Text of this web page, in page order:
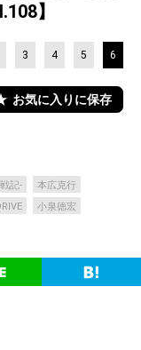
】
3 4 5 6
お気に入りに保存
記-
本広克行
小泉徳宏